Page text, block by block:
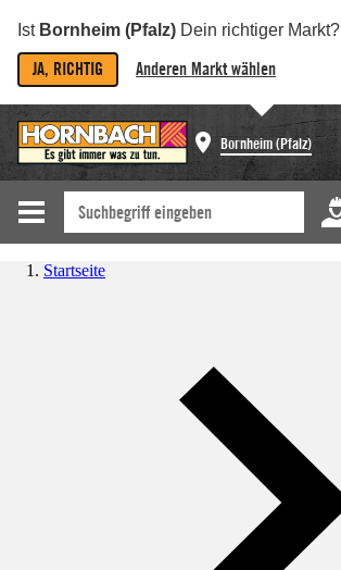
Ist Bornheim (Pfalz) Dein richtiger Markt?
JA, RICHTIG Anderen Markt wählen
Bornheim (Pfalz)
Startseite